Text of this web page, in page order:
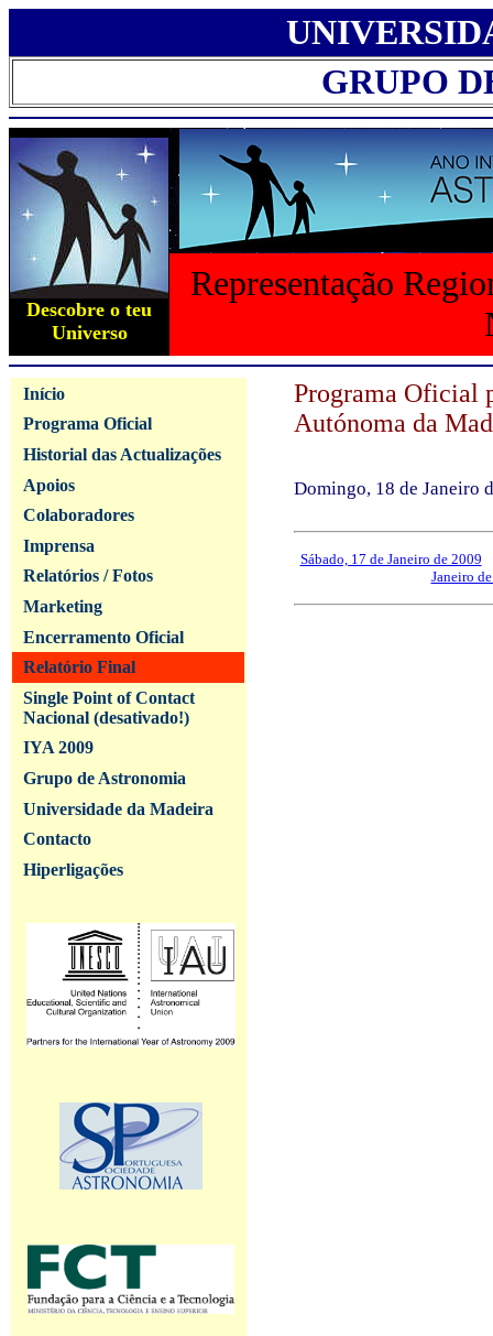
GRUPO
Descobre o teu
Universo
Representação
Início
Programa Oficial
Historial das Actualizações
Apoios
Colaboradores
Imprensa
Relatórios / Fotos
Marketing
Encerramento Oficial
Relatório Final
Single Point of Contact
Nacional (desativado!)
IYA 2009
Grupo de Astronomia
Universidade da Madeira
Contacto
Hiperligações
Programa Oficial
Autónoma da
Domingo, 18 de Janeiro
Sábado, 17 de Janeiro de 2009
Janeiro